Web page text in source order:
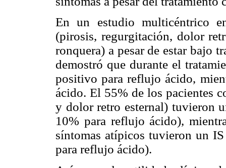
En un estudio multicéntrico
(pirosis, regurgitación, dolor
ronquera) a pesar de estar bajo
demostró que durante el
positivo para reflujo ácido,
ácido. El 55% de los pacientes
y dolor retro esternal) tuvieron
10% para reflujo ácido),
síntomas atípicos tuvieron un
para reflujo ácido).